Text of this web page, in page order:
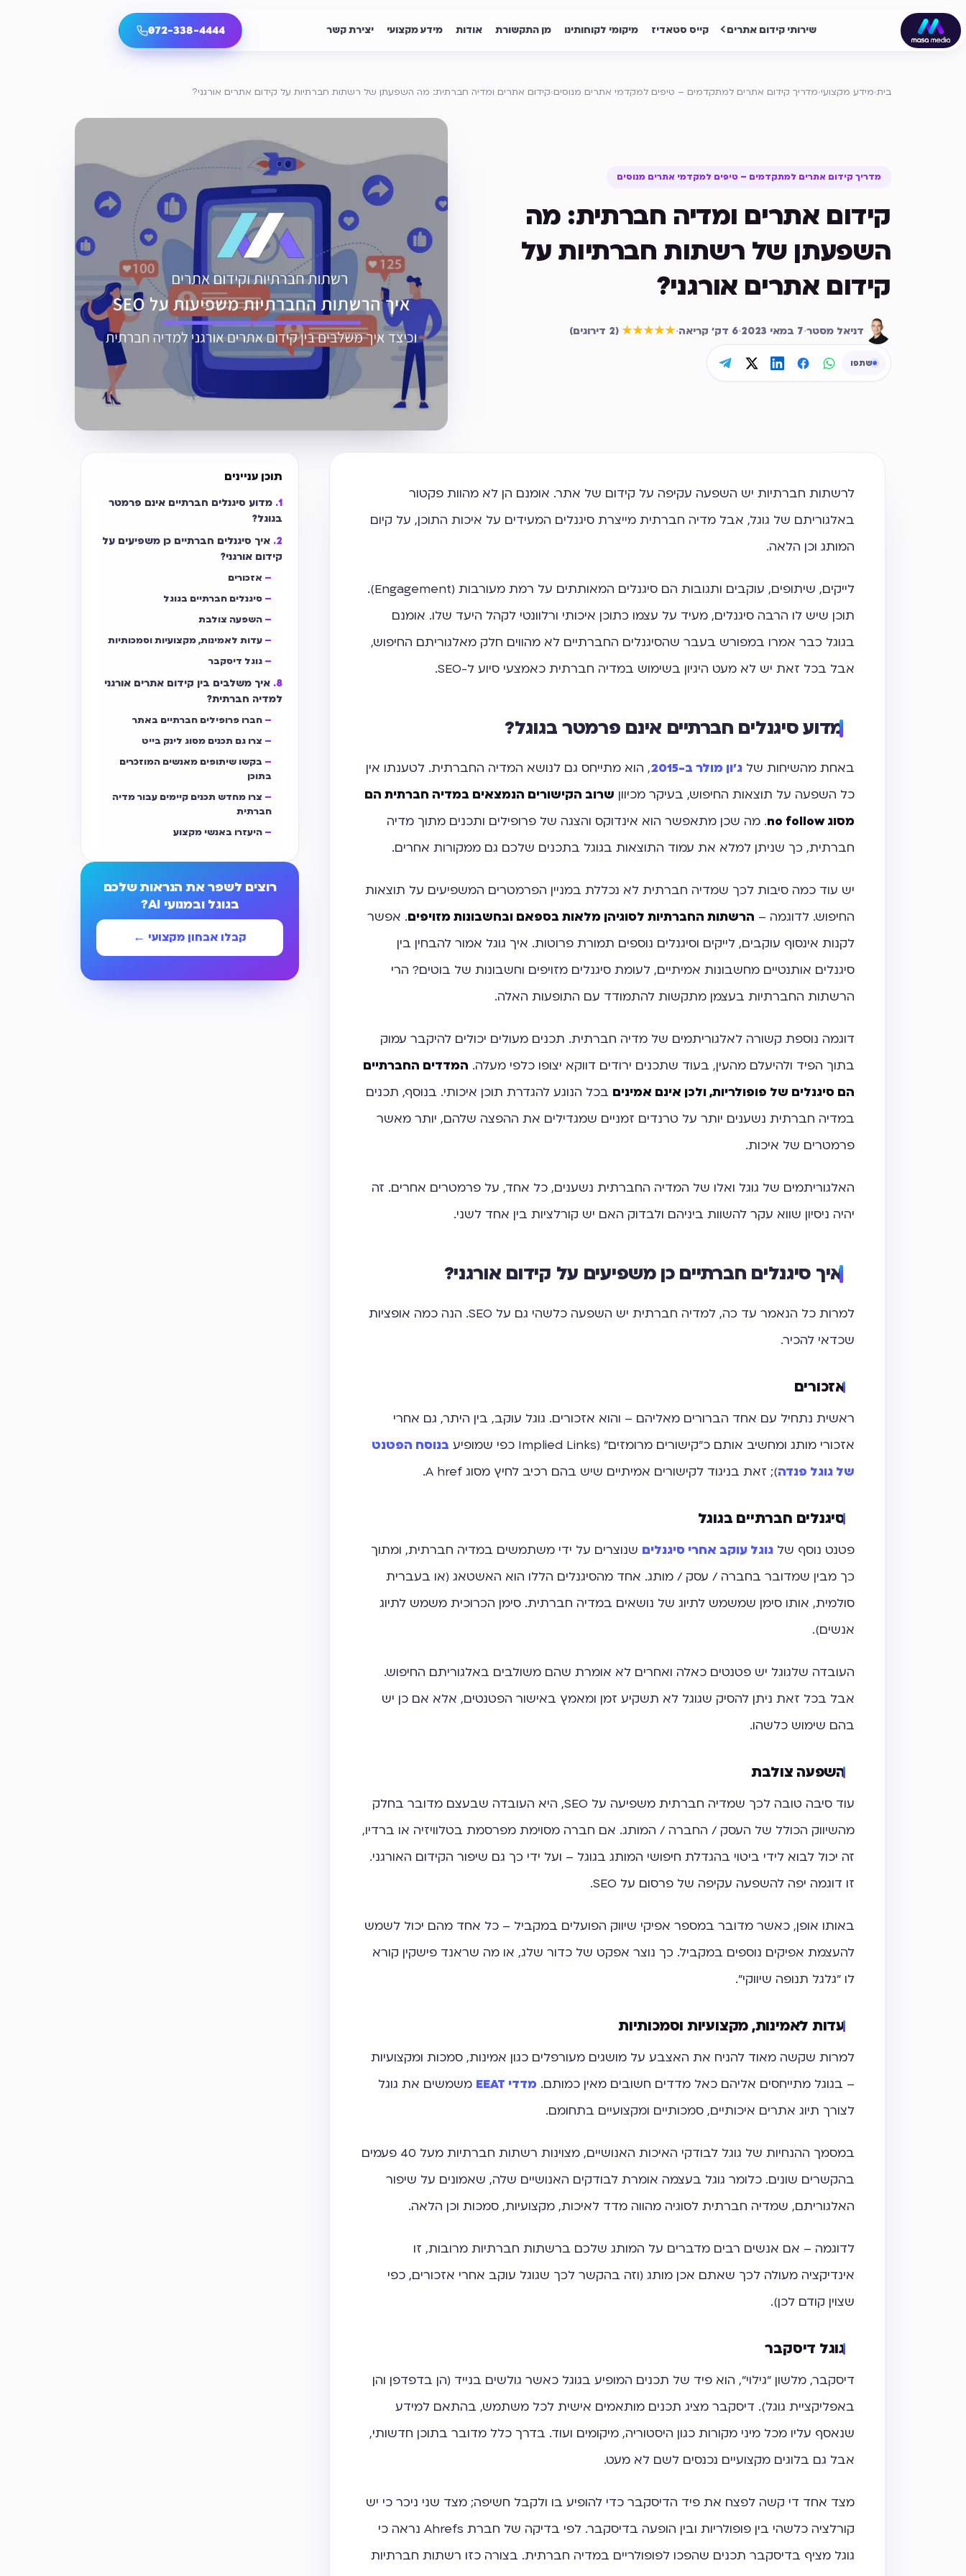
שירותי קידום אתרים קייס סטאדיז מיקומי לקוחותינו מן התקשורת אודות מידע מקצועי יצירת קשר 072-338-4444
בית›מידע מקצועי›מדריך קידום אתרים למתקדמים – טיפים למקדמי אתרים מנוסים›קידום אתרים ומדיה חברתית: מה השפעתן של רשתות חברתיות על קידום אתרים אורגני?
מדריך קידום אתרים למתקדמים – טיפים למקדמי אתרים מנוסים
קידום אתרים ומדיה חברתית: מה
השפעתן של רשתות חברתיות על
קידום אתרים אורגני?
דניאל מסטר·7 במאי 2023 ·
6 דק׳ קריאה·
★★★★★
(2 דירוגים )
שתפו
לרשתות חברתיות יש השפעה עקיפה על קידום של אתר. אומנם הן לא מהוות פקטור
באלגוריתם של גוגל, אבל מדיה חברתית מייצרת סיגנלים המעידים על איכות התוכן, על קיום
המותג וכן הלאה.
לייקים, שיתופים, עוקבים ותגובות הם סיגנלים המאותתים על רמת מעורבות (Engagement).
תוכן שיש לו הרבה סיגנלים, מעיד על עצמו כתוכן איכותי ורלוונטי לקהל היעד שלו. אומנם
בגוגל כבר אמרו במפורש בעבר שהסיגנלים החברתיים לא מהווים חלק מאלגוריתם החיפוש,
אבל בכל זאת יש לא מעט היגיון בשימוש במדיה חברתית כאמצעי סיוע ל-SEO.
מדוע סיגנלים חברתיים אינם פרמטר בגוגל?
באחת מהשיחות של ג'ון מולר ב-2015
, הוא מתייחס גם לנושא המדיה החברתית. לטענתו אין
כל השפעה על תוצאות החיפוש, בעיקר מכיוון שרוב הקישורים הנמצאים במדיה חברתית הם
מסוג no follow
. מה שכן מתאפשר הוא אינדוקס והצגה של פרופילים ותכנים מתוך מדיה
חברתית, כך שניתן למלא את עמוד התוצאות בגוגל בתכנים שלכם גם ממקורות אחרים.
יש עוד כמה סיבות לכך שמדיה חברתית לא נכללת במניין הפרמטרים המשפיעים על תוצאות
החיפוש. לדוגמה – הרשתות החברתיות לסוגיהן מלאות בספאם ובחשבונות מזויפים. אפשר
לקנות אינסוף עוקבים, לייקים וסיגנלים נוספים תמורת פרוטות. איך גוגל אמור להבחין בין
סיגנלים אותנטיים מחשבונות אמיתיים, לעומת סיגנלים מזויפים וחשבונות של בוטים? הרי
הרשתות החברתיות בעצמן מתקשות להתמודד עם התופעות האלה.
דוגמה נוספת קשורה לאלגוריתמים של מדיה חברתית. תכנים מעולים יכולים להיקבר עמוק
בתוך הפיד ולהיעלם מהעין, בעוד שתכנים ירודים דווקא יצופו כלפי מעלה. המדדים החברתיים
הם סיגנלים של פופולריות, ולכן אינם אמינים בכל הנוגע להגדרת תוכן איכותי. בנוסף, תכנים
במדיה חברתית נשענים יותר על טרנדים זמניים שמגדילים את ההפצה שלהם, יותר מאשר
פרמטרים של איכות.
האלגוריתמים של גוגל ואלו של המדיה החברתית נשענים, כל אחד, על פרמטרים אחרים. זה
יהיה ניסיון שווא עקר להשוות ביניהם ולבדוק האם יש קורלציות בין אחד לשני.
איך סיגנלים חברתיים כן משפיעים על קידום אורגני?
למרות כל הנאמר עד כה, למדיה חברתית יש השפעה כלשהי גם על SEO. הנה כמה אופציות
שכדאי להכיר.
אזכורים
ראשית נתחיל עם אחד הברורים מאליהם – והוא אזכורים. גוגל עוקב, בין היתר, גם אחרי
אזכורי מותג ומחשיב אותם כ"קישורים מרומזים" (Implied Links כפי שמופיע
בנוסח הפטנט
של גוגל פנדה); זאת בניגוד לקישורים אמיתיים שיש בהם רכיב לחיץ מסוג A href.
סיגנלים חברתיים בגוגל
פטנט נוסף של גוגל עוקב אחרי סיגנלים שנוצרים על ידי משתמשים במדיה חברתית, ומתוך
כך מבין שמדובר בחברה / עסק / מותג. אחד מהסיגנלים הללו הוא האשטאג (או בעברית
סולמית, אותו סימן שמשמש לתיוג של נושאים במדיה חברתית. סימן הכרוכית משמש לתיוג
אנשים).
העובדה שלגוגל יש פטנטים כאלה ואחרים לא אומרת שהם משולבים באלגוריתם החיפוש.
אבל בכל זאת ניתן להסיק שגוגל לא תשקיע זמן ומאמץ באישור הפטנטים, אלא אם כן יש
בהם שימוש כלשהו.
השפעה צולבת
עוד סיבה טובה לכך שמדיה חברתית משפיעה על SEO, היא העובדה שבעצם מדובר בחלק
מהשיווק הכולל של העסק / החברה / המותג. אם חברה מסוימת מפרסמת בטלוויזיה או ברדיו,
זה יכול לבוא לידי ביטוי בהגדלת חיפושי המותג בגוגל – ועל ידי כך גם שיפור הקידום האורגני.
זו דוגמה יפה להשפעה עקיפה של פרסום על SEO.
באותו אופן, כאשר מדובר במספר אפיקי שיווק הפועלים במקביל – כל אחד מהם יכול לשמש
להעצמת אפיקים נוספים במקביל. כך נוצר אפקט של כדור שלג, או מה שראנד פישקין קורא
לו "גלגל תנופה שיווקי".
עדות לאמינות, מקצועיות וסמכותיות
למרות שקשה מאוד להניח את האצבע על מושגים מעורפלים כגון אמינות, סמכות ומקצועיות
– בגוגל מתייחסים אליהם כאל מדדים חשובים מאין כמותם. מדדי EEAT
משמשים את גוגל
לצורך תיוג אתרים איכותיים, סמכותיים ומקצועיים בתחומם.
במסמך ההנחיות של גוגל לבודקי האיכות האנושיים, מצוינות רשתות חברתיות מעל 40 פעמים
בהקשרים שונים. כלומר גוגל בעצמה אומרת לבודקים האנושיים שלה, שאמונים על שיפור
האלגוריתם, שמדיה חברתית לסוגיה מהווה מדד לאיכות, מקצועיות, סמכות וכן הלאה.
לדוגמה – אם אנשים רבים מדברים על המותג שלכם ברשתות חברתיות מרובות, זו
אינדיקציה מעולה לכך שאתם אכן מותג (וזה בהקשר לכך שגוגל עוקב אחרי אזכורים, כפי
שצוין קודם לכן).
גוגל דיסקבר
דיסקבר, מלשון "גילוי", הוא פיד של תכנים המופיע בגוגל כאשר גולשים בנייד (הן בדפדפן והן
באפליקציית גוגל). דיסקבר מציג תכנים מותאמים אישית לכל משתמש, בהתאם למידע
שנאסף עליו מכל מיני מקורות כגון היסטוריה, מיקומים ועוד. בדרך כלל מדובר בתוכן חדשותי,
אבל גם בלוגים מקצועיים נכנסים לשם לא מעט.
מצד אחד די קשה לפצח את פיד הדיסקבר כדי להופיע בו ולקבל חשיפה; מצד שני ניכר כי יש
קורלציה כלשהי בין פופולריות ובין הופעה בדיסקבר. לפי בדיקה של חברת Ahrefs נראה כי
גוגל מציף בדיסקבר תכנים שהפכו לפופולריים במדיה חברתית. בצורה כזו רשתות חברתיות
תוכן עניינים
מדוע סיגנלים חברתיים אינם פרמטר
בגוגל?
איך סיגנלים חברתיים כן משפיעים על
קידום אורגני?
אזכורים
סיגנלים חברתיים בגוגל
השפעה צולבת
עדות לאמינות, מקצועיות וסמכותיות
גוגל דיסקבר
איך משלבים בין קידום אתרים אורגני
למדיה חברתית?
חברו פרופילים חברתיים באתר
צרו גם תכנים מסוג לינק בייט
בקשו שיתופים מאנשים המוזכרים
בתוכן
צרו מחדש תכנים קיימים עבור מדיה
חברתית
היעזרו באנשי מקצוע
רוצים לשפר את הנראות שלכם
בגוגל ובמנועי AI?
קבלו אבחון מקצועי ←